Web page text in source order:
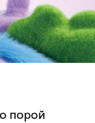
порой